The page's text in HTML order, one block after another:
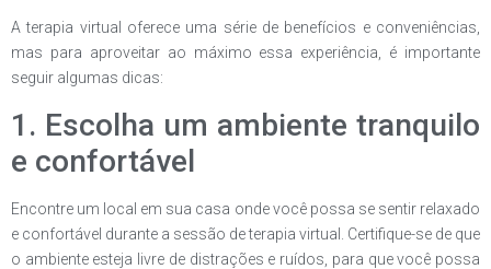
A terapia virtual oferece uma série de benefícios e conveniências,
mas para aproveitar ao máximo essa experiência, é importante
seguir algumas dicas:
1. Escolha um ambiente tranquilo
e confortável
Encontre um local em sua casa onde você possa se sentir relaxado
e confortável durante a sessão de terapia virtual. Certifique-se de que
o ambiente esteja livre de distrações e ruídos, para que você possa